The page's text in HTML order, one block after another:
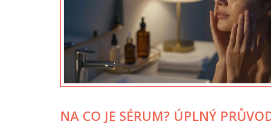
NA CO JE SÉRUM? ÚPLNÝ